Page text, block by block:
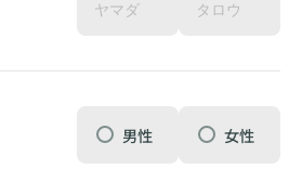
男性 女性